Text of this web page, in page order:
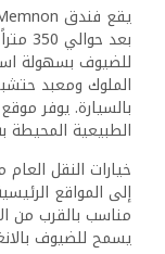
بعد
للضيوف بسهولة
الملوك ومعبد
بالسيارة. يوفر
الطبيعية المحيطة
خيارات النقل
إلى المواقع
مناسب بالقرب من
يسمح للضيوف